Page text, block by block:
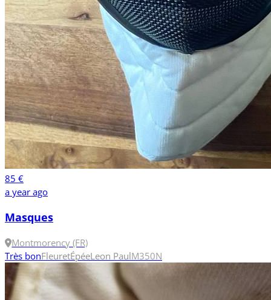
85 €
a year ago
Masques
Montmorency (FR)
Très bonFleuretÉpéeLeon PaulM350N